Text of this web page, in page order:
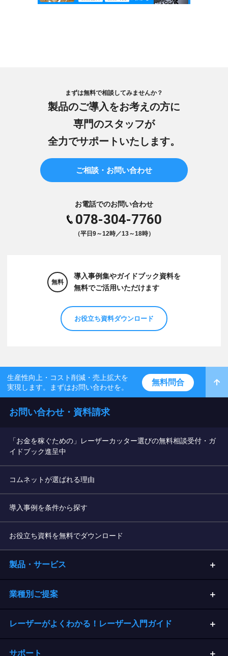
まずは無料で相談してみませんか？
製品のご導入をお考えの方に
専門のスタッフが
全力でサポートいたします。
ご相談・お問い合わせ
お電話でのお問い合わせ
078-304-7760
（平日9～12時／13～18時）
無料
導入事例集やガイドブック資料を
無料でご活用いただけます
お役立ち資料ダウンロード
生産性向上・コスト削減・売上拡大を
実現します。まずはお問い合わせを。
無料問合
お問い合わせ・資料請求
「お金を稼ぐための」レーザーカッター選びの無料相談受付・ガ
イドブック進呈中
コムネットが選ばれる理由
導入事例を条件から探す
お役立ち資料を無料でダウンロード
製品・サービス
業種別ご提案
レーザーがよくわかる！レーザー入門ガイド
サポート